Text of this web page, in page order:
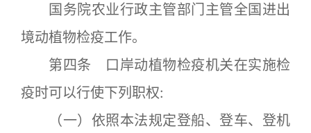
国务院农业行政主管部门主管全国进出
境动植物检疫工作。
第四条 口岸动植物检疫机关在实施检
疫时可以行使下列职权:
（一）依照本法规定登船、登车、登机